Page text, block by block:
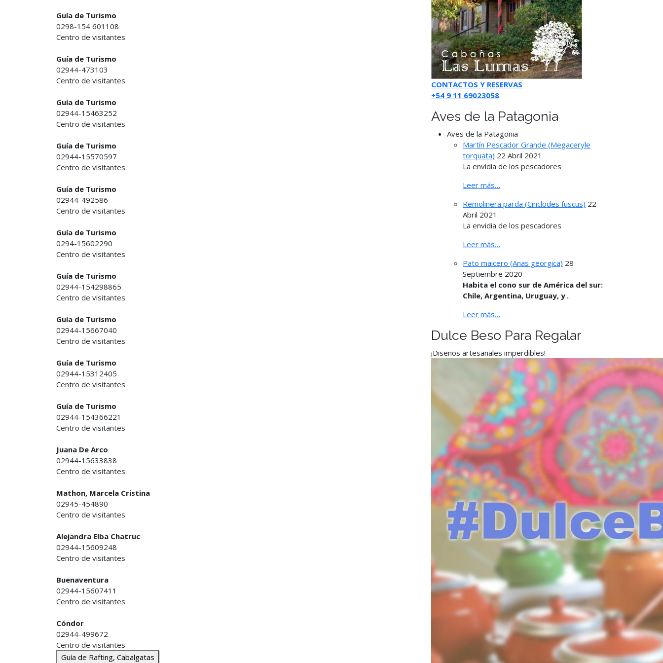
Guía de Turismo
0298-154 601108
Centro de visitantes
Guía de Turismo
02944-473103
Centro de visitantes
Guía de Turismo
02944-15463252
Centro de visitantes
Guía de Turismo
02944-15570597
Centro de visitantes
Guía de Turismo
02944-492586
Centro de visitantes
Guía de Turismo
0294-15602290
Centro de visitantes
Guía de Turismo
02944-154298865
Centro de visitantes
Guía de Turismo
02944-15667040
Centro de visitantes
Guía de Turismo
02944-15312405
Centro de visitantes
Guía de Turismo
02944-154366221
Centro de visitantes
Juana De Arco
02944-15633838
Centro de visitantes
Mathon, Marcela Cristina
02945-454890
Centro de visitantes
Alejandra Elba Chatruc
02944-15609248
Centro de visitantes
Buenaventura
02944-15607411
Centro de visitantes
Cóndor
02944-499672
Centro de visitantes
Guía de Rafting, Cabalgatas
CONTACTOS Y RESERVAS
+54 9 11 69023058
Aves de la Patagonia
Aves de la Patagonia
Martín Pescador Grande (Megaceryle
torquata) 22 Abril 2021
La envidia de los pescadores
Leer más…
Remolinera parda (Cinclodes fuscus) 22
Abril 2021
La envidia de los pescadores
Leer más…
Pato maicero (Anas georgica) 28
Septiembre 2020
Habita el cono sur de América del sur:
Chile, Argentina, Uruguay, y...
Leer más…
Dulce Beso Para Regalar
¡Diseños artesanales imperdibles!